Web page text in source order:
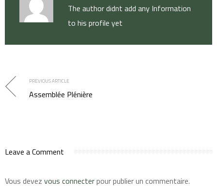
The author didnt add any Information
to his profile yet
PREVIOUS ARTICLE
Assemblée Plénière
Leave a Comment
Vous devez vous connecterpour publier un commentaire.